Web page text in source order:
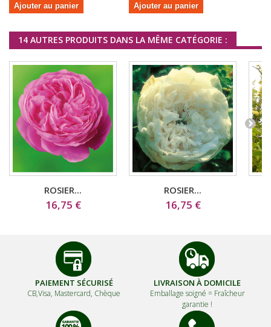
Ajouter au panier Ajouter au panier
14 AUTRES PRODUITS DANS LA MÊME CATÉGORIE :
ROSIER...
16,75 €
ROSIER...
16,75 €
PAIEMENT SÉCURISÉ
CB,Visa, Mastercard, Chèque
LIVRAISON À DOMICILE
Emballage soigné = Fraîcheur
garantie !